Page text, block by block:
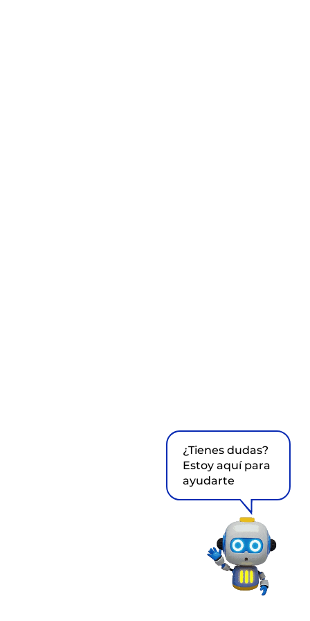
¿Tienes dudas?
Estoy aquí para
ayudarte